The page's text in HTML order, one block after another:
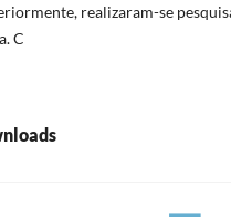
realizaram-se
C